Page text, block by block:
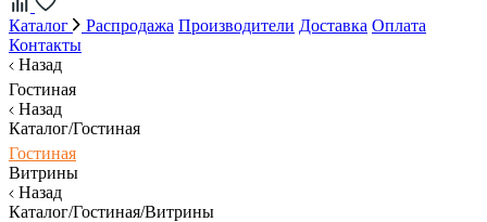
Каталог Распродажа Производители Доставка Оплата
Контакты
Назад
Гостиная
Назад
Каталог/Гостиная
Гостиная
Витрины
Назад
Каталог/Гостиная/Витрины